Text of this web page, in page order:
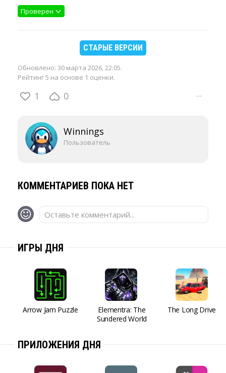
Проверен
СТАРЫЕ ВЕРСИИ
Обновлено: 30 марта 2026, 22:05.
Рейтинг 5 на основе 1 оценки.
1 0 ···
Winnings
Пользователь
КОММЕНТАРИЕВ ПОКА НЕТ
Оставьте комментарий...
ИГРЫ ДНЯ
Arrow Jam Puzzle
Elementra: The
Sundered World
The Long Drive
ПРИЛОЖЕНИЯ ДНЯ